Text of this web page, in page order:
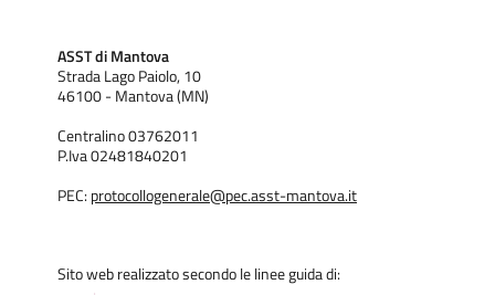
ASST di Mantova
Strada Lago Paiolo, 10
46100 - Mantova (MN)
Centralino 03762011
P.Iva 02481840201
PEC: protocollogenerale@pec.asst-mantova.it
Sito web realizzato secondo le linee guida di: